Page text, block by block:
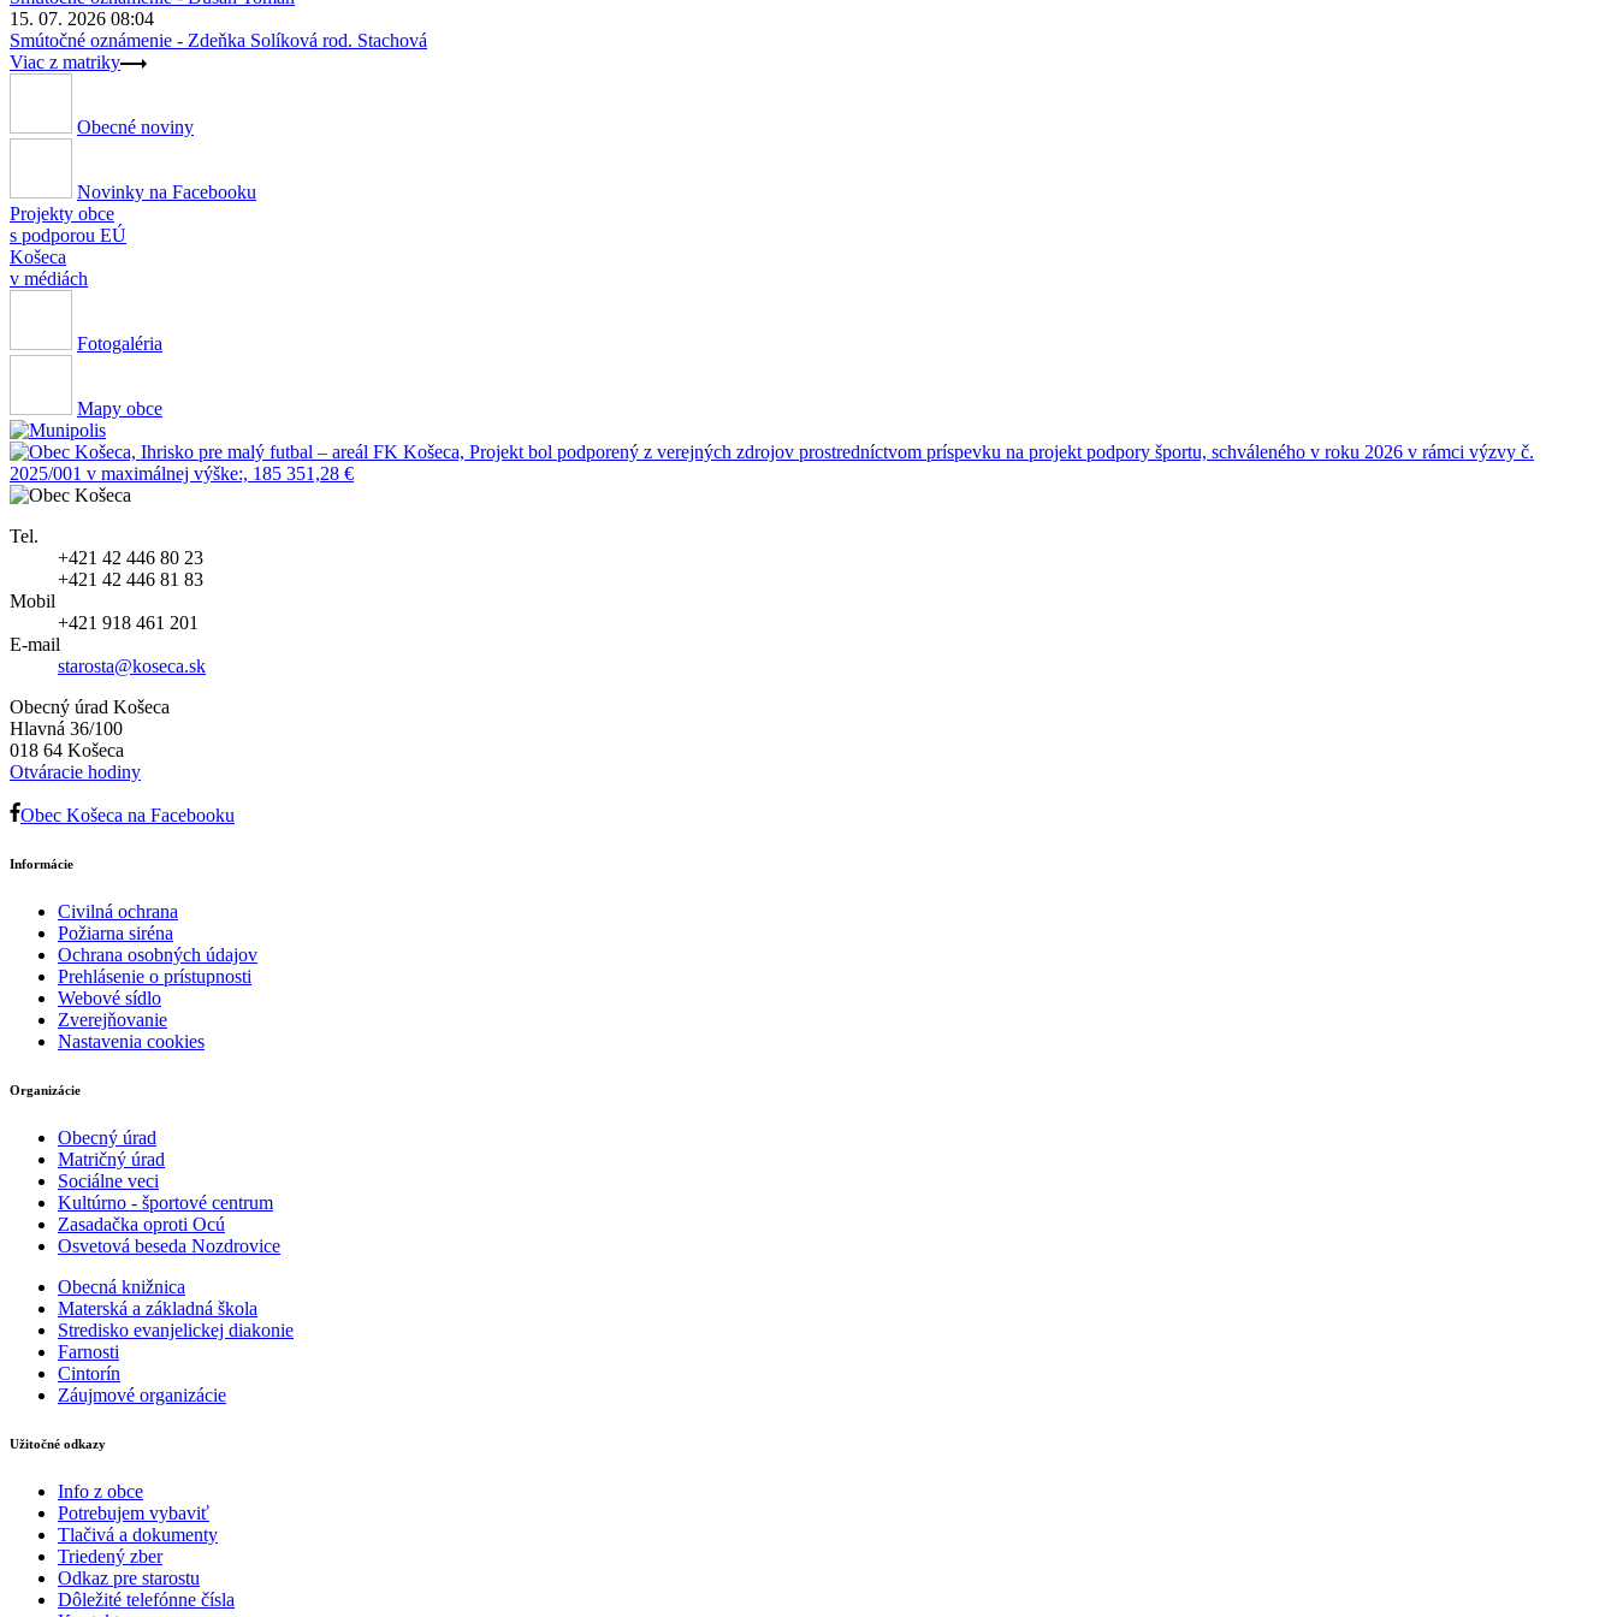
15. 07. 2026 08:04
Smútočné oznámenie - Zdeňka Solíková rod. Stachová
Viac z matriky
Obecné noviny
Novinky na Facebooku
Projekty obce
s podporou EÚ
Košeca
v médiách
Fotogaléria
Mapy obce
Tel.
+421 42 446 80 23
+421 42 446 81 83
Mobil
+421 918 461 201
E-mail
starosta@koseca.sk
Obecný úrad Košeca
Hlavná 36/100
018 64 Košeca
Otváracie hodiny
Obec Košeca na Facebooku
Informácie
Civilná ochrana
Požiarna siréna
Ochrana osobných údajov
Prehlásenie o prístupnosti
Webové sídlo
Zverejňovanie
Nastavenia cookies
Organizácie
Obecný úrad
Matričný úrad
Sociálne veci
Kultúrno - športové centrum
Zasadačka oproti Ocú
Osvetová beseda Nozdrovice
Obecná knižnica
Materská a základná škola
Stredisko evanjelickej diakonie
Farnosti
Cintorín
Záujmové organizácie
Užitočné odkazy
Info z obce
Potrebujem vybaviť
Tlačivá a dokumenty
Triedený zber
Odkaz pre starostu
Dôležité telefónne čísla